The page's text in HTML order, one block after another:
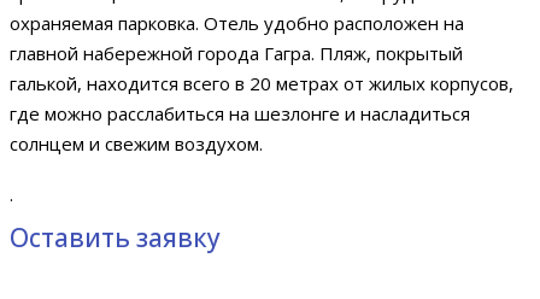
охраняемая парковка. Отель удобно расположен на
главной набережной города Гагра. Пляж, покрытый
галькой, находится всего в 20 метрах от жилых корпусов,
где можно расслабиться на шезлонге и насладиться
солнцем и свежим воздухом.
.
Оставить заявку